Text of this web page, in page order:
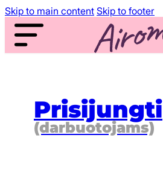
Skip to main content Skip to footer
Prisijungti
(darbuotojams)